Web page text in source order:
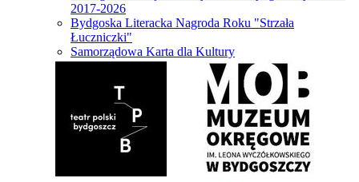
2017-2026
Bydgoska Literacka Nagroda Roku "Strzała
Łuczniczki"
Samorządowa Karta dla Kultury